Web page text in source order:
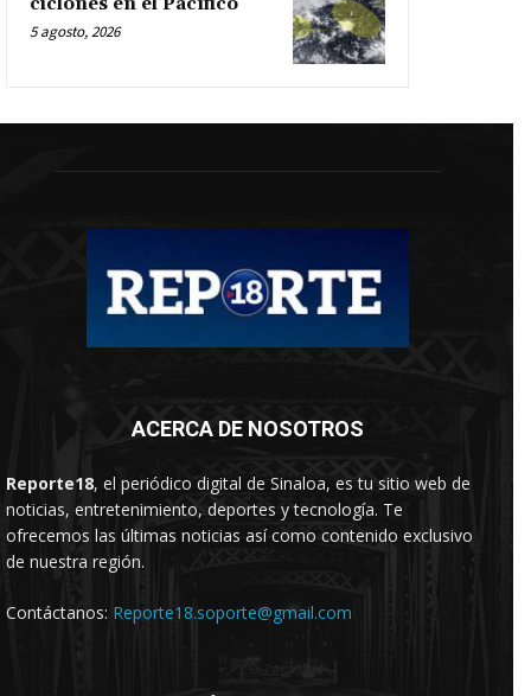
5 agosto, 2026
ACERCA DE NOSOTROS
Reporte18, el periódico digital de Sinaloa, es tu sitio web de
noticias, entretenimiento, deportes y tecnología. Te
ofrecemos las últimas noticias así como contenido exclusivo
de nuestra región.
Contáctanos: Reporte18.soporte@gmail.com